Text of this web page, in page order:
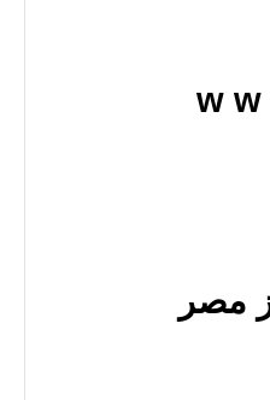
w w
مصر